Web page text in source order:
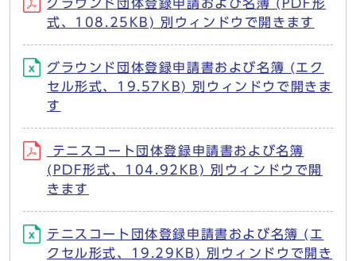
グラウンド団体登録申請および名簿 (PDF形
式、108.25KB) 別ウィンドウで開きます
グラウンド団体登録申請書および名簿 (エク
セル形式、19.57KB) 別ウィンドウで開きま
す
テニスコート団体登録申請書および名簿
(PDF形式、104.92KB) 別ウィンドウで開
きます
テニスコート団体登録申請書および名簿 (エ
クセル形式、19.29KB) 別ウィンドウで開き